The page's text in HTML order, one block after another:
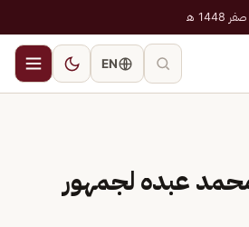
EN
عبده لجمهور